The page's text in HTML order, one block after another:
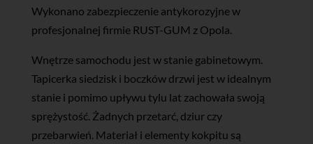
Wykonano zabezpieczenie antykorozyjne w
profesjonalnej firmie RUST-GUM z Opola.
Wnętrze samochodu jest w stanie gabinetowym.
Tapicerka siedzisk i boczków drzwi jest w idealnym
stanie i pomimo upływu tylu lat zachowała swoją
sprężystość. Żadnych przetarć, dziur czy
przebarwień. Materiał i elementy kokpitu są